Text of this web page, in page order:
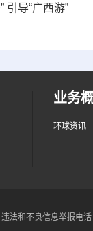
引导“广西游”
业务
环球资讯
违法和不良信息举报电